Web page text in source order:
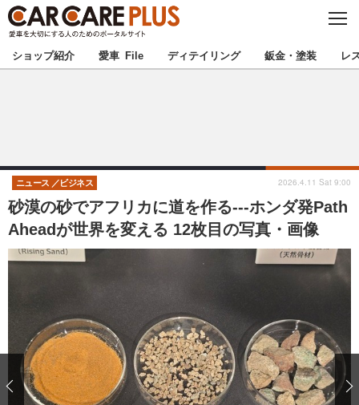
C
S
E
★カーケアプラス認定★ 厳選プロショップを地域から探す
甲信越 北陸
東海 関西
中国 四国
注目の記事
ショップレポート 愛車 File
自動車豆知識 ストップ！不具合修理＆粗悪修理
ディテイリング
ディテイリング 洗車
鈑金・塗装
ショップ紹介 愛車 File ディテイリング 鈑金・塗装 レ
砂漠の砂でアフリカに道を作る---ホンダ発Path
Aheadが世界を変える 12枚目の写真・画像
ニュース ビジネス 2026.4.11 Sat 9:00